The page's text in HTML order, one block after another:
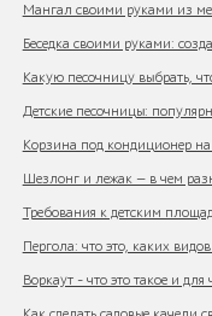
Мангал своими руками из
Беседка своими руками:
Какую песочницу выбрать,
Детские песочницы:
Корзина под кондиционер на
Шезлонг и лежак — в чем
Требования к детским
Пергола: что это, каких
Воркаут - что это такое и